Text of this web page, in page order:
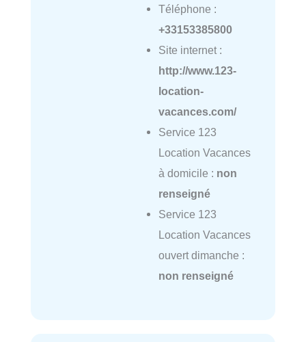
Téléphone :
+33153385800
Site internet :
http://www.123-
location-
vacances.com/
Service 123
Location Vacances
à domicile : non
renseigné
Service 123
Location Vacances
ouvert dimanche :
non renseigné